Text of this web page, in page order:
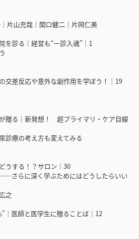
片山充哉｜関口健二｜片岡仁美
診る｜経営も“一診入魂”｜1
交差反応や意外な副作用を学ぼう！｜19
贈る｜新発想！ 超プライマリ・ケア目線
診療の考え方も変えてみる
うする！？サロン｜30
さらに深く学ぶためにはどうしたらいい
之
｜医師と医学生に贈ることば｜12